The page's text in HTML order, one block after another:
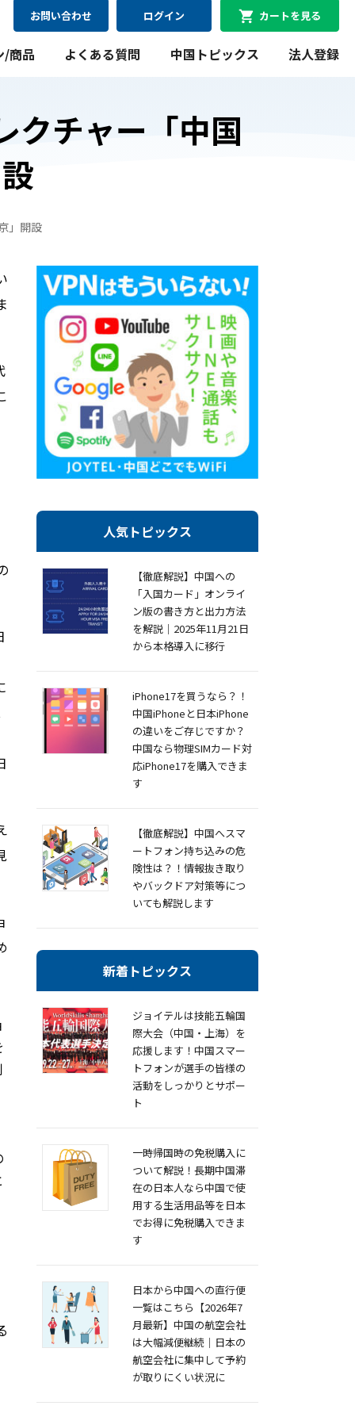
お問い合わせ ログイン カートを見る
WiFiレンタルプラン
WiFiレンタルプラン料金のシミュレーションができま
シミュレーションする
/商品 よくある質問 中国トピックス 法人登録
クチャー「中国
」開設
人気トピックス
【徹底解説】中国への
「入国カード」オンライ
ン版の書き方と出力方法
を解説｜2025年11月21日
から本格導入に移行
iPhone17を買うなら？！
中国iPhoneと日本iPhone
の違いをご存じですか？
中国なら物理SIMカード対
応iPhone17を購入できま
す
【徹底解説】中国へスマ
ートフォン持ち込みの危
険性は？！情報抜き取り
やバックドア対策等につ
いても解説します
新着トピックス
ジョイテルは技能五輪国
際大会（中国・上海）を
応援します！中国スマー
トフォンが選手の皆様の
活動をしっかりとサポー
ト
一時帰国時の免税購入に
ついて解説！長期中国滞
在の日本人なら中国で使
用する生活用品等を日本
でお得に免税購入できま
す
日本から中国への直行便
一覧はこちら【2026年7
月最新】中国の航空会社
は大幅減便継続｜日本の
航空会社に集中して予約
が取りにくい状況に